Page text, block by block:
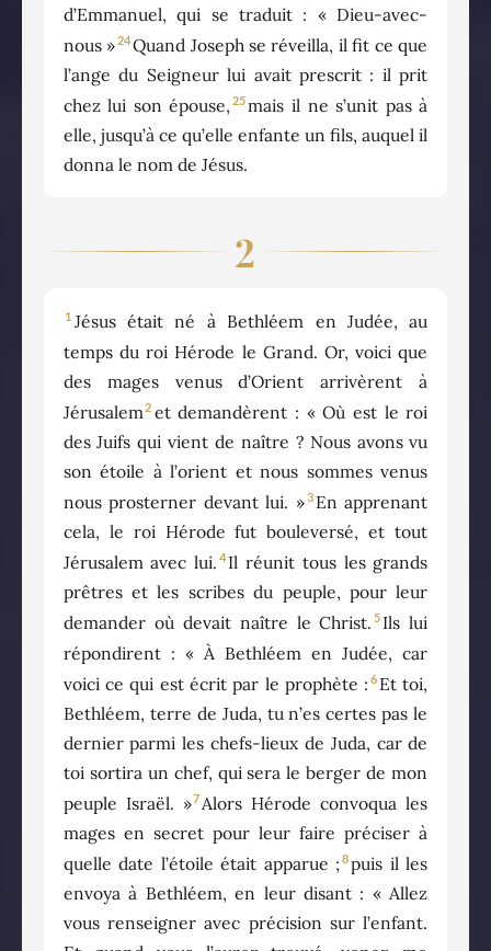
d’Emmanuel, qui se traduit : « Dieu-avec-
nous »24Quand Joseph se réveilla, il fit ce que
l’ange du Seigneur lui avait prescrit : il prit
chez lui son épouse, 25mais il ne s’unit pas à
elle, jusqu’à ce qu’elle enfante un fils, auquel il
donna le nom de Jésus.
2
1 Jésus était né à Bethléem en Judée, au
temps du roi Hérode le Grand. Or, voici que
des mages venus d’Orient arrivèrent à
Jérusalem2 et demandèrent : « Où est le roi
des Juifs qui vient de naître ? Nous avons vu
son étoile à l’orient et nous sommes venus
nous prosterner devant lui. »3 En apprenant
cela, le roi Hérode fut bouleversé, et tout
Jérusalem avec lui. 4 Il réunit tous les grands
prêtres et les scribes du peuple, pour leur
demander où devait naître le Christ. 5 Ils lui
répondirent : « À Bethléem en Judée, car
voici ce qui est écrit par le prophète : 6 Et toi,
Bethléem, terre de Juda, tu n’es certes pas le
dernier parmi les chefs-lieux de Juda, car de
toi sortira un chef, qui sera le berger de mon
peuple Israël. »7Alors Hérode convoqua les
mages en secret pour leur faire préciser à
quelle date l’étoile était apparue ; 8puis il les
envoya à Bethléem, en leur disant : « Allez
vous renseigner avec précision sur l’enfant.